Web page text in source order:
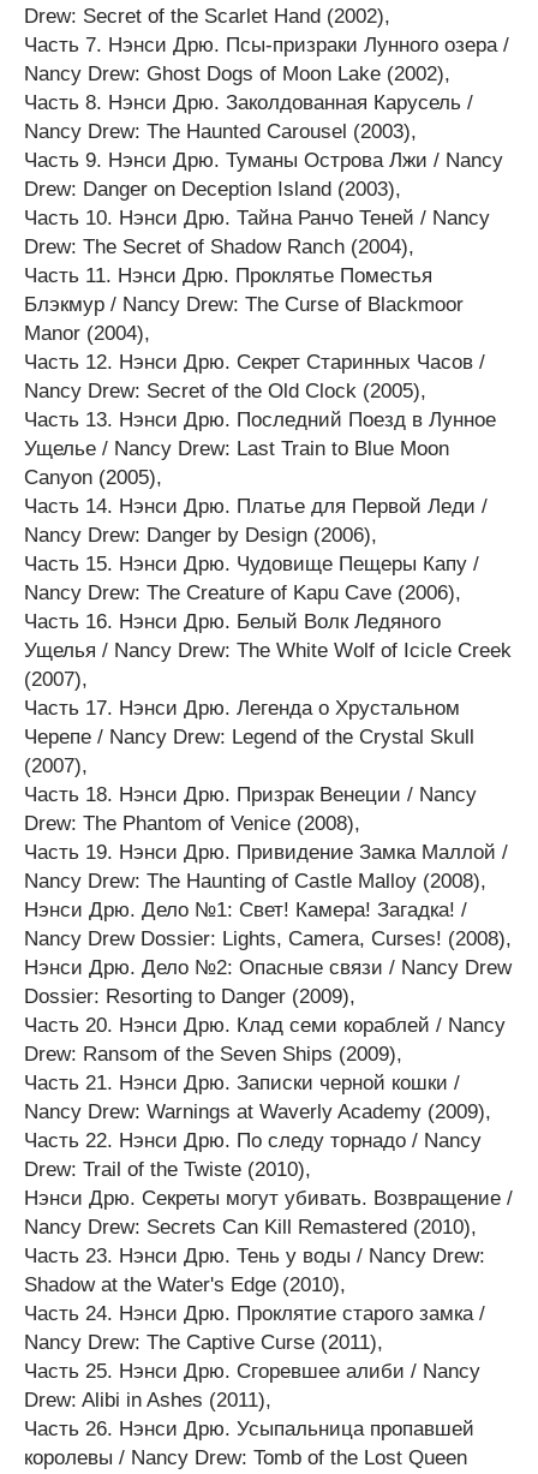
Drew: Secret of the Scarlet Hand (2002),
Часть 7. Нэнси Дрю. Псы-призраки Лунного озера /
Nancy Drew: Ghost Dogs of Moon Lake (2002),
Часть 8. Нэнси Дрю. Заколдованная Карусель /
Nancy Drew: The Haunted Carousel (2003),
Часть 9. Нэнси Дрю. Туманы Острова Лжи / Nancy
Drew: Danger on Deception Island (2003),
Часть 10. Нэнси Дрю. Тайна Ранчо Теней / Nancy
Drew: The Secret of Shadow Ranch (2004),
Часть 11. Нэнси Дрю. Проклятье Поместья
Блэкмур / Nancy Drew: The Curse of Blackmoor
Manor (2004),
Часть 12. Нэнси Дрю. Секрет Старинных Часов /
Nancy Drew: Secret of the Old Clock (2005),
Часть 13. Нэнси Дрю. Последний Поезд в Лунное
Ущелье / Nancy Drew: Last Train to Blue Moon
Canyon (2005),
Часть 14. Нэнси Дрю. Платье для Первой Леди /
Nancy Drew: Danger by Design (2006),
Часть 15. Нэнси Дрю. Чудовище Пещеры Капу /
Nancy Drew: The Creature of Kapu Cave (2006),
Часть 16. Нэнси Дрю. Белый Волк Ледяного
Ущелья / Nancy Drew: The White Wolf of Icicle Creek
(2007),
Часть 17. Нэнси Дрю. Легенда о Хрустальном
Черепе / Nancy Drew: Legend of the Crystal Skull
(2007),
Часть 18. Нэнси Дрю. Призрак Венеции / Nancy
Drew: The Phantom of Venice (2008),
Часть 19. Нэнси Дрю. Привидение Замка Маллой /
Nancy Drew: The Haunting of Castle Malloy (2008),
Нэнси Дрю. Дело №1: Свет! Камера! Загадка! /
Nancy Drew Dossier: Lights, Camera, Curses! (2008),
Нэнси Дрю. Дело №2: Опасные связи / Nancy Drew
Dossier: Resorting to Danger (2009),
Часть 20. Нэнси Дрю. Клад семи кораблей / Nancy
Drew: Ransom of the Seven Ships (2009),
Часть 21. Нэнси Дрю. Записки черной кошки /
Nancy Drew: Warnings at Waverly Academy (2009),
Часть 22. Нэнси Дрю. По следу торнадо / Nancy
Drew: Trail of the Twiste (2010),
Нэнси Дрю. Секреты могут убивать. Возвращение /
Nancy Drew: Secrets Can Kill Remastered (2010),
Часть 23. Нэнси Дрю. Тень у воды / Nancy Drew:
Shadow at the Water's Edge (2010),
Часть 24. Нэнси Дрю. Проклятие старого замка /
Nancy Drew: The Captive Curse (2011),
Часть 25. Нэнси Дрю. Сгоревшее алиби / Nancy
Drew: Alibi in Ashes (2011),
Часть 26. Нэнси Дрю. Усыпальница пропавшей
королевы / Nancy Drew: Tomb of the Lost Queen